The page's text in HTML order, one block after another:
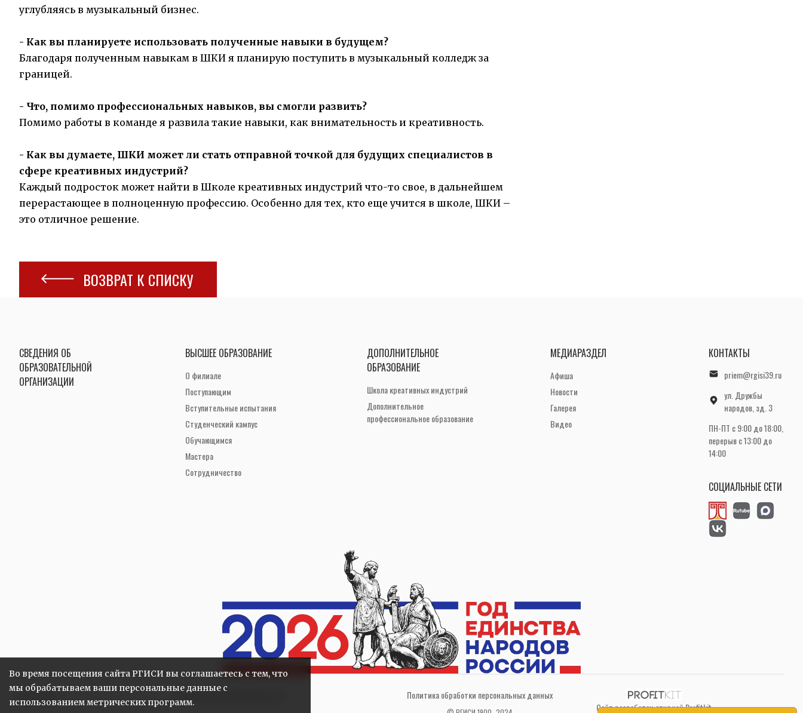
углубляясь в музыкальный бизнес.
- Как вы планируете использовать полученные навыки в будущем?
Благодаря полученным навыкам в ШКИ я планирую поступить в музыкальный колледж за
границей.
- Что, помимо профессиональных навыков, вы смогли развить?
Помимо работы в команде я развила такие навыки, как внимательность и креативность.
- Как вы думаете, ШКИ может ли стать отправной точкой для будущих специалистов в
сфере креативных индустрий?
Каждый подросток может найти в Школе креативных индустрий что-то свое, в дальнейшем
перерастающее в полноценную профессию. Особенно для тех, кто еще учится в школе, ШКИ –
это отличное решение.
ВОЗВРАТ К СПИСКУ
Во время посещения сайта РГИСИ вы соглашаетесь с тем, что
мы обрабатываем ваши персональные данные с
использованием метрических программ.
СВЕДЕНИЯ ОБ
ОБРАЗОВАТЕЛЬНОЙ
ОРГАНИЗАЦИИ
ВЫСШЕЕ ОБРАЗОВАНИЕ
О филиале
Поступающим
Вступительные испытания
Студенческий кампус
Обучающимся
Мастера
Сотрудничество
ДОПОЛНИТЕЛЬНОЕ
ОБРАЗОВАНИЕ
Школа креативных индустрий
Дополнительное
профессиональное образование
МЕДИАРАЗДЕЛ
Афиша
Новости
Галерея
Видео
КОНТАКТЫ
priem@rgisi39.ru
ул. Дружбы
народов, зд. 3
ПН-ПТ с 9:00 до 18:00,
перерыв с 13:00 до
14:00
СОЦИАЛЬНЫЕ СЕТИ
Политика конфиденциальности Политика обработки персональных данных
Карта сайта
Сайт разработан студией Profitkit